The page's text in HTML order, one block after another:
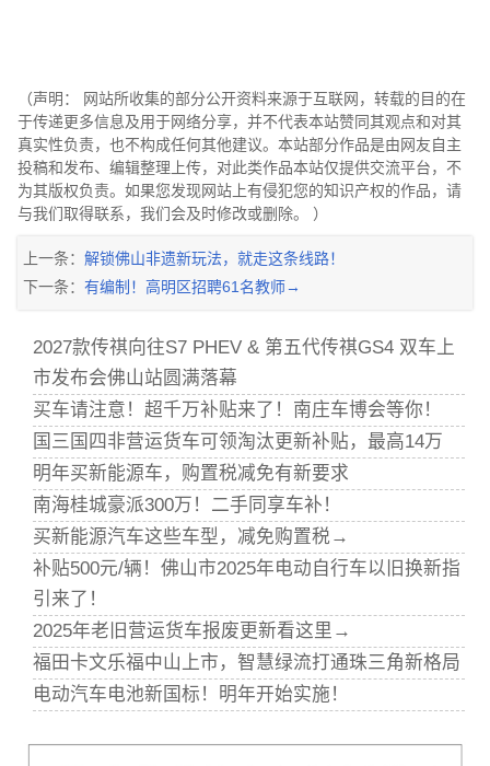
（声明： 网站所收集的部分公开资料来源于互联网，转载的目的在
于传递更多信息及用于网络分享，并不代表本站赞同其观点和对其
真实性负责，也不构成任何其他建议。本站部分作品是由网友自主
投稿和发布、编辑整理上传，对此类作品本站仅提供交流平台，不
为其版权负责。如果您发现网站上有侵犯您的知识产权的作品，请
与我们取得联系，我们会及时修改或删除。 ）
上一条： 解锁佛山非遗新玩法，就走这条线路！
下一条： 有编制！高明区招聘61名教师→
2027款传祺向往S7 PHEV & 第五代传祺GS4 双车上
市发布会佛山站圆满落幕
买车请注意！超千万补贴来了！南庄车博会等你！
国三国四非营运货车可领淘汰更新补贴，最高14万
明年买新能源车，购置税减免有新要求
南海桂城豪派300万！二手同享车补！
买新能源汽车这些车型，减免购置税→
补贴500元/辆！佛山市2025年电动自行车以旧换新指
引来了！
2025年老旧营运货车报废更新看这里→
福田卡文乐福中山上市，智慧绿流打通珠三角新格局
电动汽车电池新国标！明年开始实施！